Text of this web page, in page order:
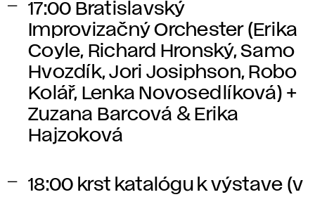
17:00 Bratislavský
Improvizačný Orchester (Erika
Coyle, Richard Hronský, Samo
Hvozdík, Jori Josiphson, Robo
Kolář, Lenka Novosedlíková) +
Zuzana Barcová & Erika
Hajzoková
18:00 krst katalógu k výstave (v